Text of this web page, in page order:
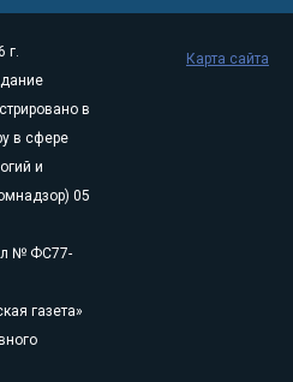
г.
в
в сфере
и
05
№ ФС77-
газета»
Карта сайта